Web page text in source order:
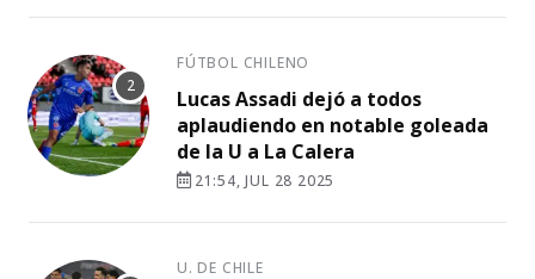
FÚTBOL CHILENO
Lucas Assadi dejó a todos
aplaudiendo en notable goleada
de la U a La Calera
21:54, JUL 28 2025
U. DE CHILE